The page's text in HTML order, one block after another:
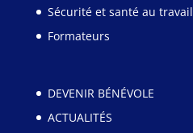
Sécurité et santé au travail
Formateurs
DEVENIR BÉNÉVOLE
ACTUALITÉS